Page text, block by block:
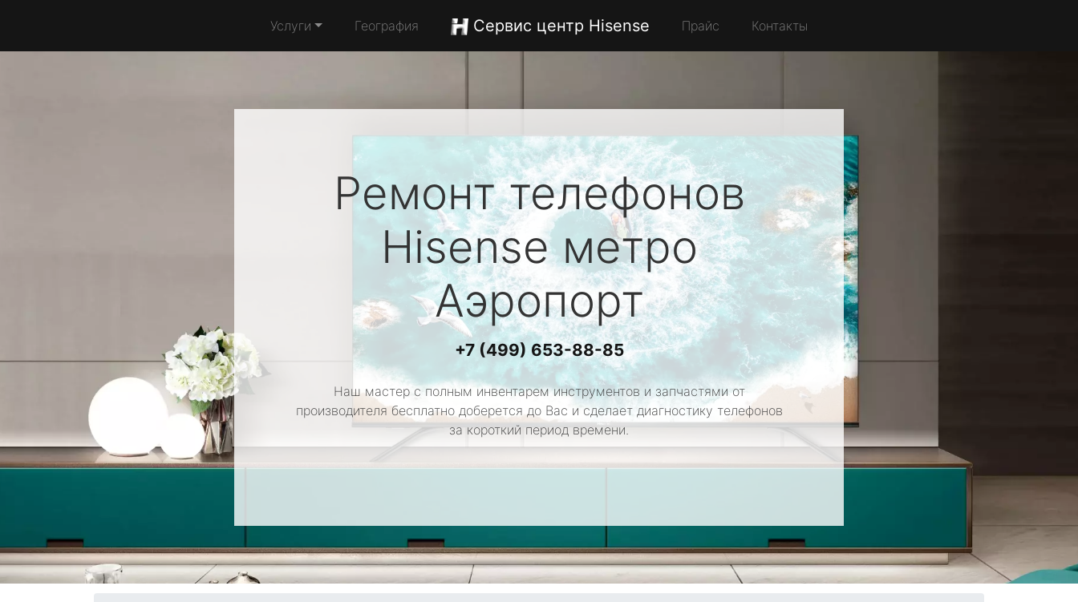
Услуги География Сервис центр Hisense Прайс Контакты
Ремонт телефонов
Hisenseметро
Аэропорт
+7 (499) 653-88-85
Наш мастер с полным инвентарем инструментов и запчастями от
производителя бесплатно доберется до Вас и сделает диагностику телефонов
за короткий период времени.